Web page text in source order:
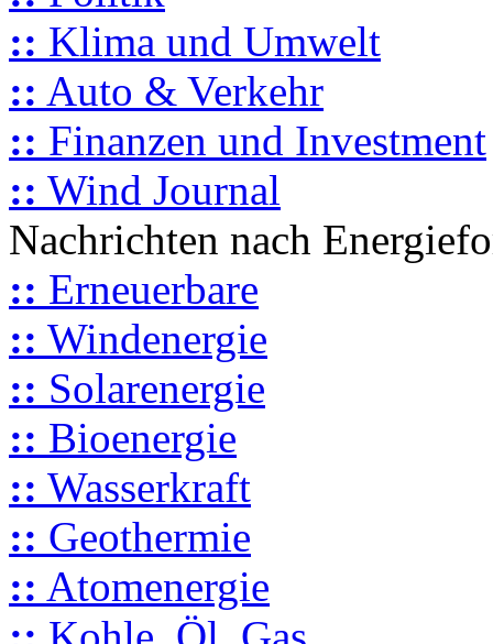
:: Klima und Umwelt
:: Auto & Verkehr
:: Finanzen und Investment
:: Wind Journal
Nachrichten nach
:: Erneuerbare
:: Windenergie
:: Solarenergie
:: Bioenergie
:: Wasserkraft
:: Geothermie
:: Atomenergie